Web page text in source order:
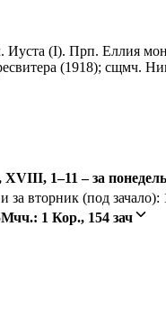
(I). Прп. Еллия
(1918); сщмч.
1–11 – за
вторник (под
Мчч.: 1 Кор., 154 зач